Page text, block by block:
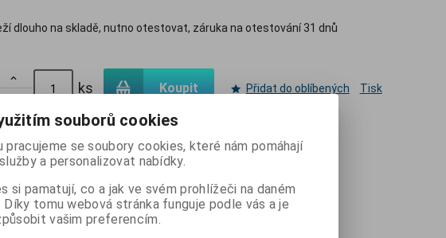
dlouho na skladě, nutno otestovat, záruka na otestování 31 dnů

ks Koupit Přidat do oblíbených Tisk
5 ks
souborů cookies
pracujeme se soubory cookies, které nám pomáhají
a personalizovat nabídky.
si pamatují, co a jak ve svém prohlížeči na daném
tomu webová stránka funguje podle vás a je
vašim preferencím.